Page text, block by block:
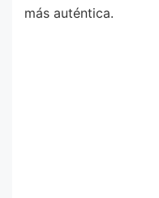
más auténtica.